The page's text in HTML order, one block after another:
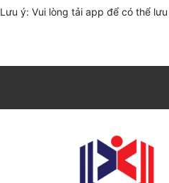
Lưu ý: Vui lòng tải app để có thể